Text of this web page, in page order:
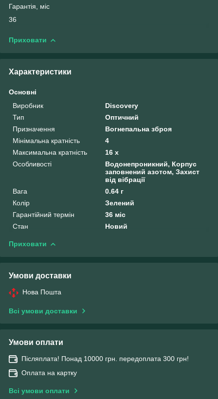
Гарантія, міс
36
Приховати
Характеристики
Основні
Виробник
Discovery
Тип
Оптичний
Призначення
Вогнепальна зброя
Мінімальна кратність
4
Максимальна кратність
16 х
Особливості
Водонепроникний, Корпус
заповнений азотом, Захист
від вібрації
Вага
0.64 г
Колір
Зелений
Гарантійний термін
36 міс
Стан
Новий
Приховати
Умови доставки
Нова Пошта
Всі умови доставки
Умови оплати
Післяплата! Понад 10000 грн. передоплата 300 грн!
Оплата на картку
Всі умови оплати